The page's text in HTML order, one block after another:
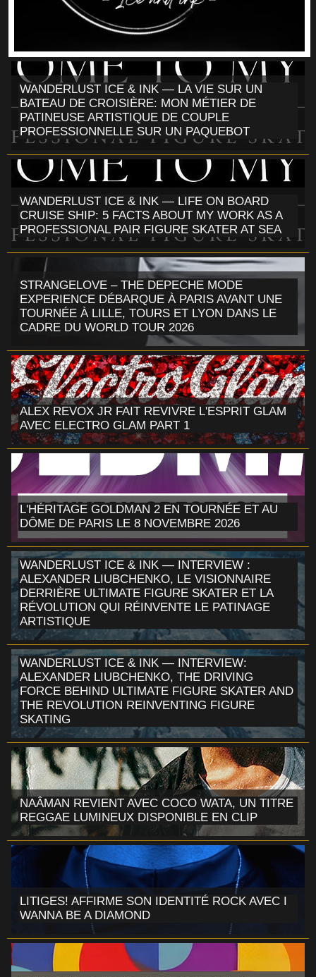
WANDERLUST ICE & INK — LA VIE SUR UN
BATEAU DE CROISIÈRE: MON MÉTIER DE
PATINEUSE ARTISTIQUE DE COUPLE
PROFESSIONNELLE SUR UN PAQUEBOT
WANDERLUST ICE & INK — LIFE ON BOARD
CRUISE SHIP: 5 FACTS ABOUT MY WORK AS A
PROFESSIONAL PAIR FIGURE SKATER AT SEA
STRANGELOVE – THE DEPECHE MODE
EXPERIENCE DÉBARQUE À PARIS AVANT UNE
TOURNÉE À LILLE, TOURS ET LYON DANS LE
CADRE DU WORLD TOUR 2026
ALEX REVOX JR FAIT REVIVRE L'ESPRIT GLAM
AVEC ELECTRO GLAM PART 1
L'HÉRITAGE GOLDMAN 2 EN TOURNÉE ET AU
DÔME DE PARIS LE 8 NOVEMBRE 2026
WANDERLUST ICE & INK — INTERVIEW :
ALEXANDER LIUBCHENKO, LE VISIONNAIRE
DERRIÈRE ULTIMATE FIGURE SKATER ET LA
RÉVOLUTION QUI RÉINVENTE LE PATINAGE
ARTISTIQUE
WANDERLUST ICE & INK — INTERVIEW:
ALEXANDER LIUBCHENKO, THE DRIVING
FORCE BEHIND ULTIMATE FIGURE SKATER AND
THE REVOLUTION REINVENTING FIGURE
SKATING
NAÂMAN REVIENT AVEC COCO WATA, UN TITRE
REGGAE LUMINEUX DISPONIBLE EN CLIP
LITIGES! AFFIRME SON IDENTITÉ ROCK AVEC I
WANNA BE A DIAMOND